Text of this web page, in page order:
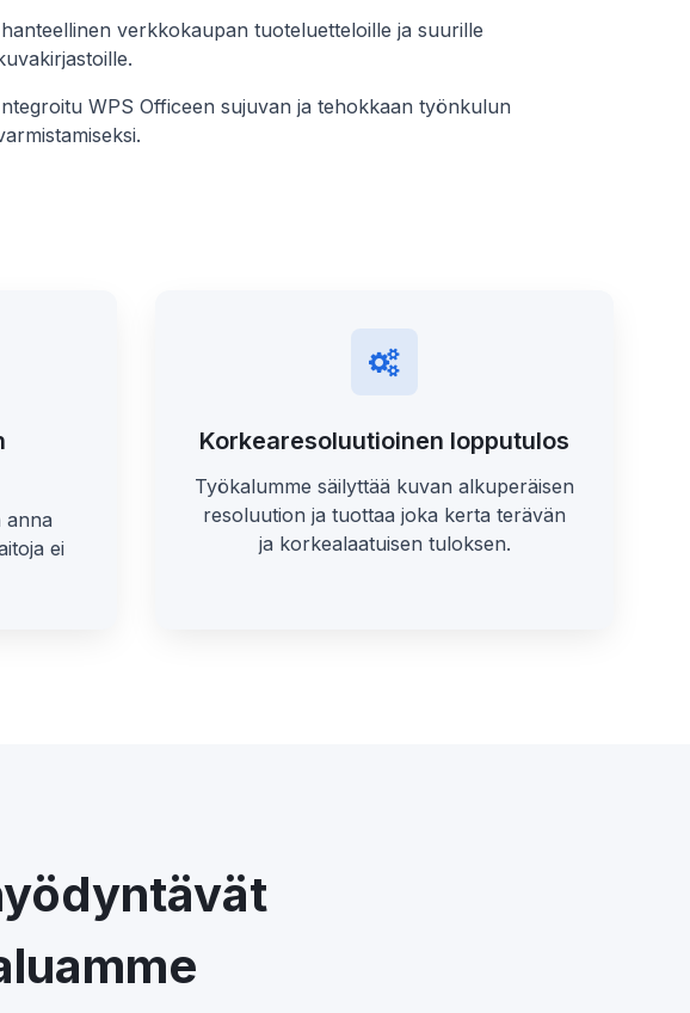
verkkokaupan tuoteluetteloille ja suurille
WPS Officeen sujuvan ja tehokkaan työnkulun
anna
ei
Korkearesoluutioinen lopputulos
Työkalumme säilyttää kuvan alkuperäisen
resoluution ja tuottaa joka kerta terävän
ja korkealaatuisen tuloksen.